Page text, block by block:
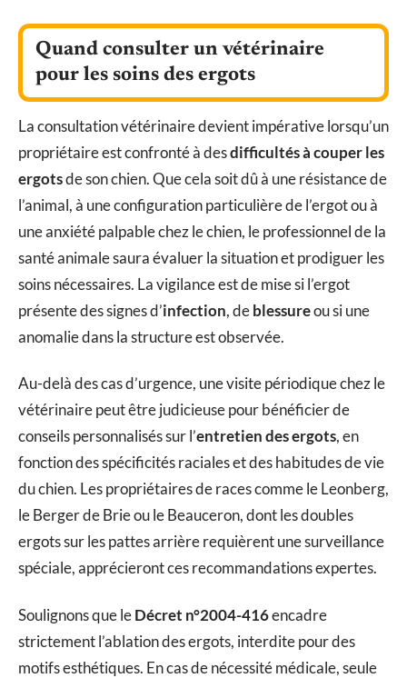
Quand consulter un vétérinaire
pour les soins des ergots
La consultation vétérinaire devient impérative lorsqu’un
propriétaire est confronté à desdifficultés à couper les
ergotsde son chien. Que cela soit dû à une résistance de
l’animal, à une configuration particulière de l’ergot ou à
une anxiété palpable chez le chien, le professionnel de la
santé animale saura évaluer la situation et prodiguer les
soins nécessaires. La vigilance est de mise si l’ergot
présente des signes d’infection, deblessureou si une
anomalie dans la structure est observée.
Au-delà des cas d’urgence, une visite périodique chez le
vétérinaire peut être judicieuse pour bénéficier de
conseils personnalisés sur l’entretien des ergots, en
fonction des spécificités raciales et des habitudes de vie
du chien. Les propriétaires de races comme le Leonberg,
le Berger de Brie ou le Beauceron, dont les doubles
ergots sur les pattes arrière requièrent une surveillance
spéciale, apprécieront ces recommandations expertes.
Soulignons que leDécret n°2004-416encadre
strictement l’ablation des ergots, interdite pour des
motifs esthétiques. En cas de nécessité médicale, seule